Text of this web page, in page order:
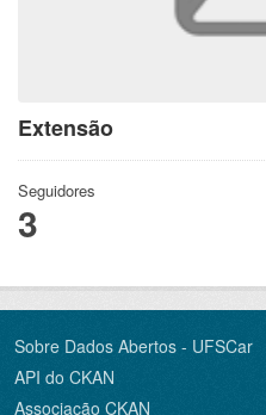
Extensão
Seguidores
3
Sobre Dados Abertos - UFSCar
API do CKAN
Associação CKAN